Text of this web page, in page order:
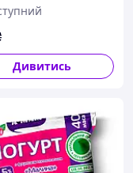
Дивитись